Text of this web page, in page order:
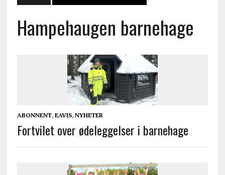
Hampehaugen barnehage
ABONNENT, EAVIS, NYHETER
Fortvilet over ødeleggelser i barnehage